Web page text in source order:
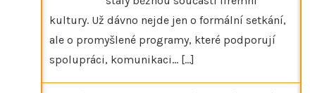
kultury. Už dávno nejde jen o formální setkání,
ale o promyšlené programy, které podporují
spolupráci, komunikaci… [...]